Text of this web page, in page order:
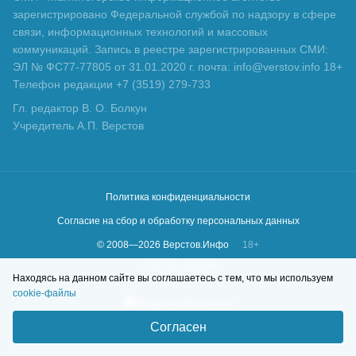
зарегистрировано Федеральной службой по надзору в сфере
связи, информационных технологий и массовых
коммуникаций. Запись в реестре зарегистрированных СМИ:
ЭЛ № ФС77-77805 от 31.01.2020 г. почта: info@verstov.info 18+
Телефон редакции +7 (3519) 279-733
Гл. редактор В. О. Болкун
Учредитель А.П. Верстов
Политика конфиденциальности
Согласие на сбор и обработку персональных данных
© 2008—2026 Верстов.Инфо
18+
Находясь на данном сайте вы соглашаетесь с тем, что мы используем
cookie-файлы
Согласен